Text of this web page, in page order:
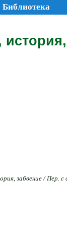
Библиотека
забвение / Пер.